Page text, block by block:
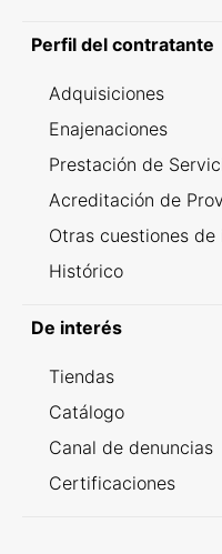
Perfil del contratante
Adquisiciones
Enajenaciones
Prestación de
Acreditación de
Otras cuestiones de
Histórico
De interés
Tiendas
Catálogo
Canal de denuncias
Certificaciones